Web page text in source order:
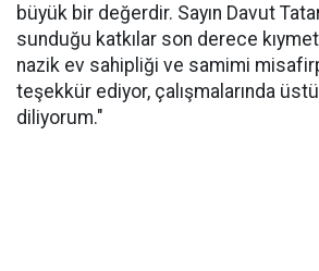
büyük bir değerdir. Sayın Davut
sunduğu katkılar son derece
nazik ev sahipliği ve samimi
teşekkür ediyor, çalışmalarında
diliyorum."